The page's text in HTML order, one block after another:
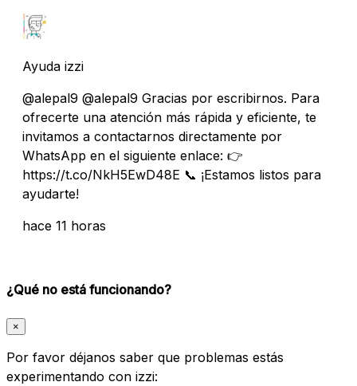
Ayuda izzi
@alepal9 @alepal9 Gracias por escribirnos. Para
ofrecerte una atención más rápida y eficiente, te
invitamos a contactarnos directamente por
WhatsApp en el siguiente enlace: 👉
https://t.co/NkH5EwD48E 📞 ¡Estamos listos para
ayudarte!
hace 11 horas
¿Qué no está funcionando?
×
Por favor déjanos saber que problemas estás
experimentando con izzi: